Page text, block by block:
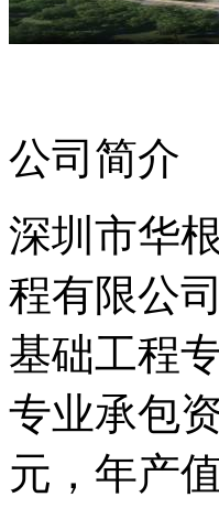
公司简介
深圳市华
程有限公
基础工程
专业承包
元，年产